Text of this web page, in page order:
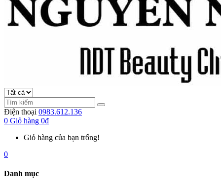
Điện thoại 0983.612.136
0 Giỏ hàng 0đ
Giỏ hàng của bạn trống!
0
Danh mục